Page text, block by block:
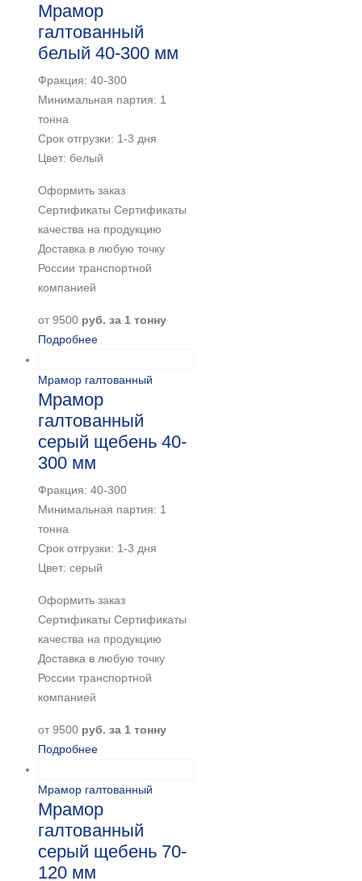
Мрамор
галтованный
белый 40-300 мм
Фракция: 40-300
Минимальная партия: 1
тонна
Срок отгрузки: 1-3 дня
Цвет: белый
Оформить заказ
Сертификаты Сертификаты
качества на продукцию
Доставка в любую точку
России транспортной
компанией
от 9500 руб. за 1 тонну
Подробнее
Мрамор галтованный
Мрамор
галтованный
серый щебень 40-
300 мм
Фракция: 40-300
Минимальная партия: 1
тонна
Срок отгрузки: 1-3 дня
Цвет: серый
Оформить заказ
Сертификаты Сертификаты
качества на продукцию
Доставка в любую точку
России транспортной
компанией
от 9500 руб. за 1 тонну
Подробнее
Мрамор галтованный
Мрамор
галтованный
серый щебень 70-
120 мм